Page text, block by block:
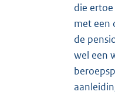
die
met een
de
wel een